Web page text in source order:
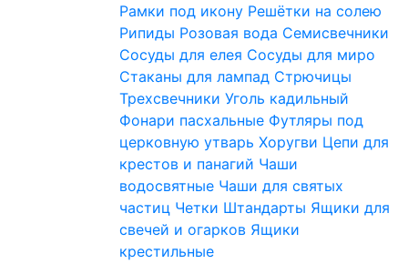
Рамки под икону Решётки на солею
Рипиды Розовая вода Семисвечники
Сосуды для елея Сосуды для миро
Стаканы для лампад Стрючицы
Трехсвечники Уголь кадильный
Фонари пасхальные Футляры под
церковную утварь Хоругви Цепи для
крестов и панагий Чаши
водосвятные Чаши для святых
частиц Четки Штандарты Ящики для
свечей и огарков Ящики
крестильные